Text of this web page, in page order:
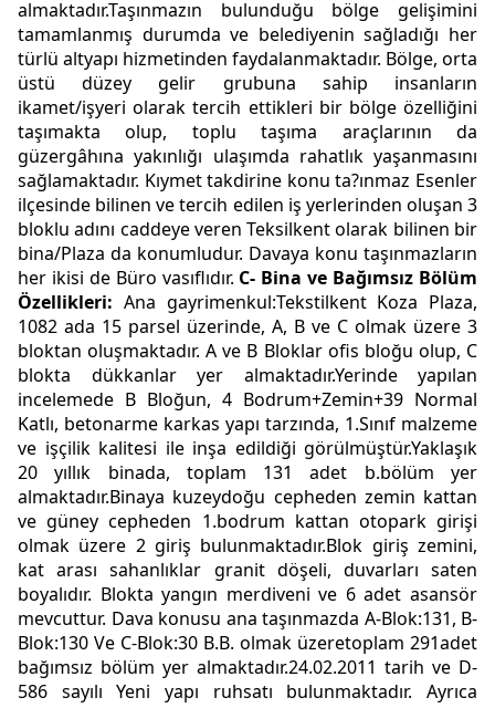
almaktadır.Taşınmazın bulunduğu bölge gelişimini
tamamlanmış durumda ve belediyenin sağladığı her
türlü altyapı hizmetinden faydalanmaktadır. Bölge, orta
üstü düzey gelir grubuna sahip insanların
ikamet/işyeri olarak tercih ettikleri bir bölge özelliğini
taşımakta olup, toplu taşıma araçlarının da
güzergâhına yakınlığı ulaşımda rahatlık yaşanmasını
sağlamaktadır. Kıymet takdirine konu ta?ınmaz Esenler
ilçesinde bilinen ve tercih edilen iş yerlerinden oluşan 3
bloklu adını caddeye veren Teksilkent olarak bilinen bir
bina/Plaza da konumludur. Davaya konu taşınmazların
her ikisi de Büro vasıflıdır. C- Bina ve Bağımsız Bölüm
Özellikleri: Ana gayrimenkul:Tekstilkent Koza Plaza,
1082 ada 15 parsel üzerinde, A, B ve C olmak üzere 3
bloktan oluşmaktadır. A ve B Bloklar ofis bloğu olup, C
blokta dükkanlar yer almaktadır.Yerinde yapılan
incelemede B Bloğun, 4 Bodrum+Zemin+39 Normal
Katlı, betonarme karkas yapı tarzında, 1.Sınıf malzeme
ve işçilik kalitesi ile inşa edildiği görülmüştür.Yaklaşık
20 yıllık binada, toplam 131 adet b.bölüm yer
almaktadır.Binaya kuzeydoğu cepheden zemin kattan
ve güney cepheden 1.bodrum kattan otopark girişi
olmak üzere 2 giriş bulunmaktadır.Blok giriş zemini,
kat arası sahanlıklar granit döşeli, duvarları saten
boyalıdır. Blokta yangın merdiveni ve 6 adet asansör
mevcuttur. Dava konusu ana taşınmazda A-Blok:131, B-
Blok:130 Ve C-Blok:30 B.B. olmak üzeretoplam 291adet
bağımsız bölüm yer almaktadır.24.02.2011 tarih ve D-
586 sayılı Yeni yapı ruhsatı bulunmaktadır. Ayrıca